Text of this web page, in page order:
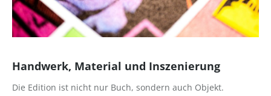
Handwerk, Material und Inszenierung
Die Edition ist nicht nur Buch, sondern auch Objekt.